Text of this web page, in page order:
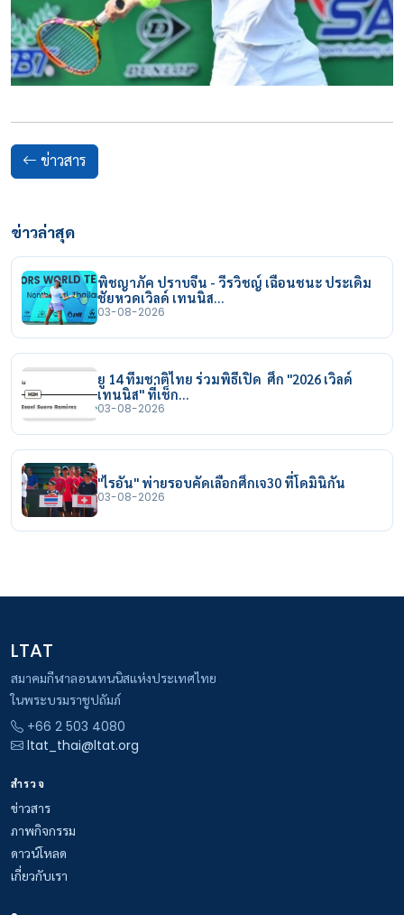
ข่าวสาร
ข่าวล่าสุด
พิชญาภัค ปราบจีน - วีรวิชญ์ เฉือนชนะ ประเดิม
ชัยหวดเวิลด์ เทนนิส…
03-08-2026
ยู 14 ทีมชาติไทย ร่วมพิธีเปิด ศึก "2026 เวิลด์
เทนนิส" ที่เช็ก…
03-08-2026
"ไรอัน" พ่ายรอบคัดเลือกศึกเจ30 ที่โดมินิกัน
03-08-2026
LTAT
สมาคมกีฬาลอนเทนนิสแห่งประเทศไทย
ในพระบรมราชูปถัมภ์
+66 2 503 4080
ltat_thai@ltat.org
สำรวจ
ข่าวสาร
ภาพกิจกรรม
ดาวน์โหลด
เกี่ยวกับเรา